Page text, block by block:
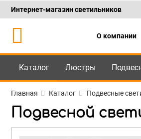
Каталог
Интернет-магазин светильников
О компании
Каталог Люстры
Главная Каталог Подвесные
Подвесной